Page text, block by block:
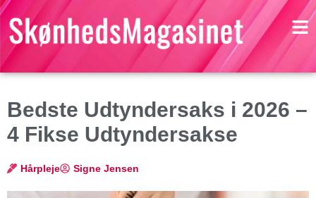
Bedste Udtyndersaks i 2026 –
4 Fikse Udtyndersakse
Hårpleje Signe Jensen